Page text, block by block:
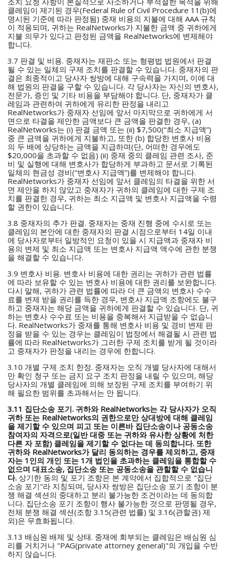
클레임이 제기된 경우(Federal Rule of Civil Procedure 11(b)에
명시된 기준에 따라 판정됨) 중재 비용의 지불에 대해 AAA 규칙
이 적용되며, 귀하는 RealNetworks가 지불한 금액 중 귀하에게
지불 의무가 있다고 판정된 금액을 RealNetworks에 변제해야
합니다.
3.7 판결 및 비용. 중재자는 재판소 또는 형평법 법원에서 판결
될 수 있는 일체의 구제 조치를 판결할 수 있습니다. 중재자의 판
결은 최종적이고 당사자 쌍방에 대해 구속력을 가지며, 이에 대
해 법원의 판결을 구할 수 있습니다. 각 당사자는 자신의 변호사,
전문가, 증인 및 기타 비용을 부담해야 합니다. 단, 중재자가 클
레임과 관련하여 귀하에게 유리한 판정을 내리고
RealNetworks가 중재자 선임에 앞서 마지막으로 귀하에게 서
면으로 타결을 제안한 금액보다 큰 금액을 판결한 경우, (a)
RealNetworks는 (i) 판결 금액 또는 (ii) $7,500(“최소 지급액”)
중 큰 금액을 귀하에게 지불하고, 또한 (b) 합당한 변호사 비용
의 두 배에 상당하는 금액을 지급하며(단, 어떠한 경우에도
$20,000을 초과할 수 없음) (ii) 중재 중의 클레임 관련 조사, 준
비 및 실행에 대해 변호사가 합당하게 부과하고 문서로 기록된
일체의 현금성 경비(“변호사 지급액”)를 변제해야 합니다.
RealNetworks가 중재자 선임에 앞서 클레임의 타결을 위한 서
면 제안을 하지 않았고 중재자가 귀하의 클레임에 대한 구제 조
치를 판결한 경우, 귀하는 최소 지급액 및 변호사 지급액을 수령
할 권한이 있습니다.
3.8 중재자의 추가 판결. 중재자는 중재 진행 중에 수시로 또는
클레임의 본안에 대한 중재자의 판결 시점으로부터 14일 이내
에 당사자로부터 일방적인 요청이 있을 시 지급액과 중재자 비
용의 변제 및 최소 지급액 또는 변호사 지급액 액수에 관한 분쟁
을 해결할 수 있습니다.
3.9 변호사 비용. 변호사 비용에 대한 권리는 귀하가 관련 법률
에 따라 보유할 수 있는 변호사 비용에 대한 권리를 보완합니다.
다시 말해, 귀하가 관련 법률에 따라 더 큰 금액의 변호사 수수
료를 변제 받을 권리를 득한 경우, 변호사 지급액 조항에도 불구
하고 중재자는 해당 금액을 귀하에게 판결할 수 있습니다. 단, 귀
하는 변호사 수수료 또는 비용을 중복해서 지급받을 수 없습니
다. RealNetworks가 중재를 통해 변호사 비용 및 경비 변제 판
정을 받을 수 있는 경우는 클레임이 법정에서 해결될 시 관련 법
률에 따라 RealNetworks가 그러한 구제 조치를 받게 될 것이라
고 중재자가 판정을 내리는 경우에 한합니다.
3.10 개별 구제 조치 한정. 중재자는 오직 개별 당사자에 대해서
만 확인 청구 또는 금지 요구 조치 판정을 내릴 수 있으며, 해당
당사자의 개별 클레임에 의해 보장된 구제 조치를 부여하기 위
해 필요한 범위를 초과해서는 안 됩니다.
3.11 집단소송 포기. 귀하와 RealNetworks는 각 당사자가 오직
귀하 또는 RealNetworks의 권한으로만 상대방에 대해 클레임
을 제기할 수 있으며 피고 또는 이른바 집단소송이나 공동소송
참여자의 자격으로(일반 대중 또는 귀하와 유사한 상황에 처한
다른 자 포함) 클레임을 제기할 수 없다는 데 동의합니다. 또한
귀하와 RealNetworks가 달리 동의하는 경우를 제외하고, 중재
자는 1인의 개인 또는 1개 법인을 초과하는 클레임을 통합할 수
없으며 대표소송, 집단소송 또는 공동소송을 관할할 수 없습니
다. 상기한 동의 및 포기 조항은 본 계약에서 집합적으로 "집단
소송 포기"라 지칭되며, 당사자 쌍방은 집단소송 포기 조항이 분
쟁 해결 섹션의 중대하고 분리 불가능한 조건이라는 데 동의합
니다. 집단소송 포기 조항이 행사 불가능한 것으로 판명될 경우,
전체 분쟁 해결 섹션(조항 3.15(관련 법률) 및 3.16(관할권) 제
외)은 무효화됩니다.
3.13 배심원 배제 및 상태. 중재에 회부되는 클레임은 배심원 심
리를 거치거나 "PAG(private attorney general)"의 개입을 수반
하지 않습니다.